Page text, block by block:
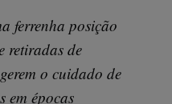
ferrenha posição
retiradas de
o cuidado de
em épocas